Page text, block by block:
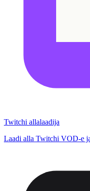
Twitchi allalaadija
Laadi alla Twitchi VOD-e